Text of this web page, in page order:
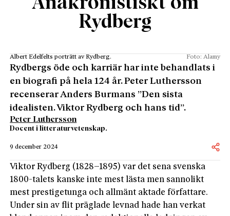
Rydberg
Albert Edelfelts porträtt av Rydberg. Foto: Alamy
Rydbergs öde och karriär har inte behandlats i
en biografi på hela 124 år. Peter Luthersson
recenserar Anders Burmans ”Den sista
idealisten. Viktor Rydberg och hans tid”.
Peter Luthersson
Docent i litteraturvetenskap.
9 december 2024
Viktor Rydberg (1828–1895) var det sena svenska
1800-talets kanske inte mest lästa men sannolikt
mest prestigetunga och allmänt aktade författare.
Under sin av flit präglade levnad hade han verkat